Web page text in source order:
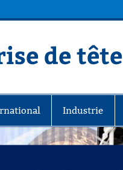
de tête
Industrie